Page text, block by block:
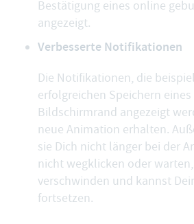
Bestätigung eines online
angezeigt.
Verbesserte Notifikationen
Die Notifikationen, die
erfolgreichen Speichern
Bildschirmrand angezeigt
neue Animation erhalten.
sie Dich nicht länger bei der
nicht wegklicken oder
verschwinden und kannst
fortsetzen.